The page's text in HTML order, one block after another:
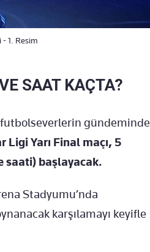
1. Resim
SAAT KAÇTA?
futbolseverlerin gündeminde
Ligi Yarı Final maçı, 5
saati) başlayacak.
Stadyumu’nda
karşılamayı keyifle